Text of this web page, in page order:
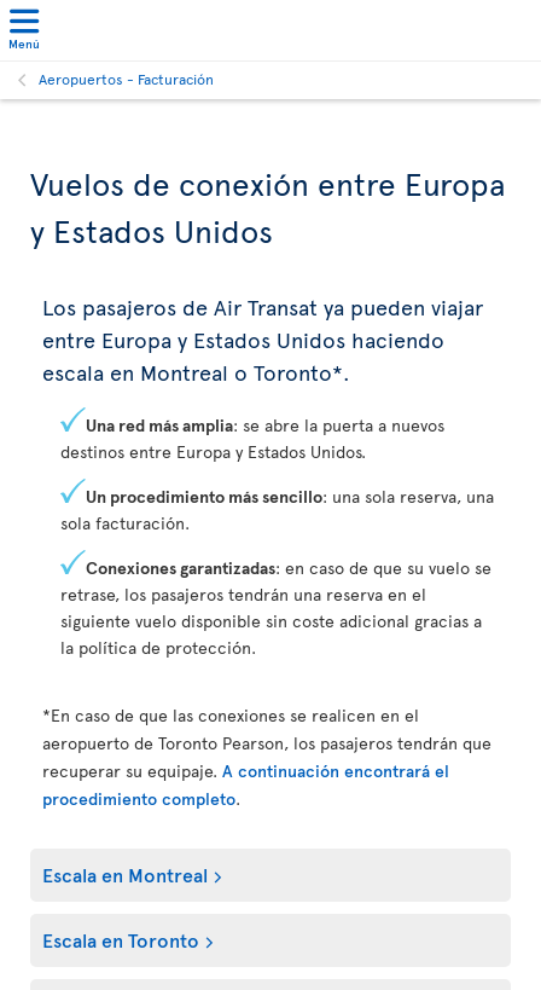
Menú
Aeropuertos - Facturación
Vuelos de conexión entre Europa
y Estados Unidos
Los pasajeros de Air Transat ya pueden viajar
entre Europa y Estados Unidos haciendo
escala en Montreal o Toronto*.
Una red más amplia: se abre la puerta a nuevos
destinos entre Europa y Estados Unidos.
Un procedimiento más sencillo: una sola reserva, una
sola facturación.
Conexiones garantizadas: en caso de que su vuelo se
retrase, los pasajeros tendrán una reserva en el
siguiente vuelo disponible sin coste adicional gracias a
la política de protección.
*En caso de que las conexiones se realicen en el
aeropuerto de Toronto Pearson, los pasajeros tendrán que
recuperar su equipaje. A continuación encontrará el
procedimiento completo.
Escala en Montreal
Escala en Toronto